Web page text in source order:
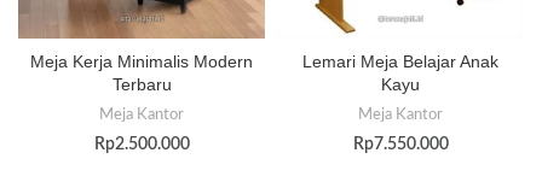
Meja Kerja Minimalis Modern
Terbaru
Meja Kantor
Rp2.500.000
Lemari Meja Belajar Anak
Kayu
Meja Kantor
Rp7.550.000